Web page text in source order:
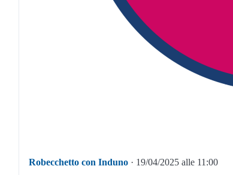
Robecchetto con Induno · 19/04/2025 alle 11:00